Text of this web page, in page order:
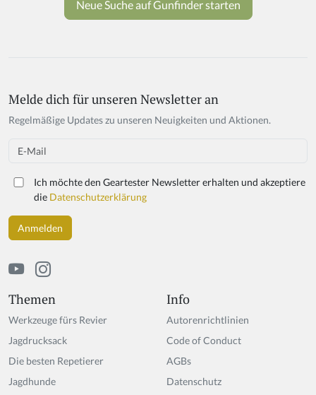
Themen
Werkzeuge fürs Revier
Jagdrucksack
Die besten Repetierer
Jagdhunde
Info
Autorenrichtlinien
Code of Conduct
AGBs
Datenschutz
Melde dich für unseren Newsletter an
Regelmäßige Updates zu unseren Neuigkeiten und Aktionen.
Email
Ich möchte den Geartester Newsletter erhalten und akzeptiere
die Datenschutzerklärung